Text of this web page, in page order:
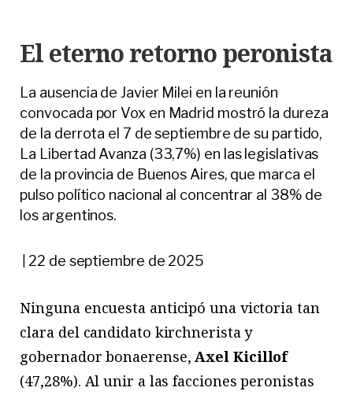
El eterno retorno peronista
La ausencia de Javier Milei en la reunión
convocada por Vox en Madrid mostró la dureza
de la derrota el 7 de septiembre de su partido,
La Libertad Avanza (33,7%) en las legislativas
de la provincia de Buenos Aires, que marca el
pulso político nacional al concentrar al 38% de
los argentinos.
22 de septiembre de 2025
Ninguna encuesta anticipó una victoria tan
clara del candidato kirchnerista y
gobernador bonaerense,Axel Kicillof
(47,28%). Al unir a las facciones peronistas